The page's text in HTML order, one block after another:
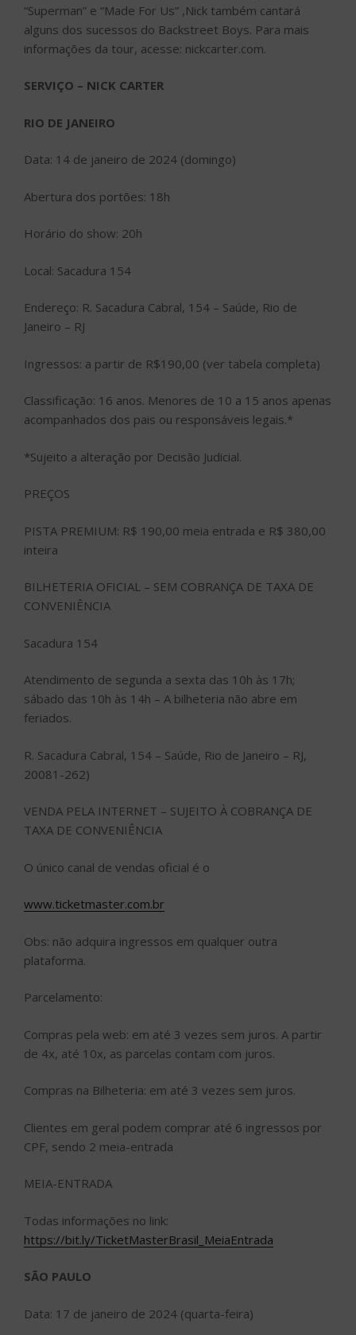
“Superman” e “Made For Us” ,Nick também cantará
alguns dos sucessos do Backstreet Boys. Para mais
informações da tour, acesse: nickcarter.com.
SERVIÇO – NICK CARTER
RIO DE JANEIRO
Data: 14 de janeiro de 2024 (domingo)
Abertura dos portões: 18h
Horário do show: 20h
Local: Sacadura 154
Endereço: R. Sacadura Cabral, 154 – Saúde, Rio de
Janeiro – RJ
Ingressos: a partir de R$190,00 (ver tabela completa)
Classificação: 16 anos. Menores de 10 a 15 anos apenas
acompanhados dos pais ou responsáveis legais.*
*Sujeito a alteração por Decisão Judicial.
PREÇOS
PISTA PREMIUM: R$ 190,00 meia entrada e R$ 380,00
inteira
BILHETERIA OFICIAL – SEM COBRANÇA DE TAXA DE
CONVENIÊNCIA
Sacadura 154
Atendimento de segunda a sexta das 10h às 17h;
sábado das 10h às 14h – A bilheteria não abre em
feriados.
R. Sacadura Cabral, 154 – Saúde, Rio de Janeiro – RJ,
20081-262)
VENDA PELA INTERNET – SUJEITO À COBRANÇA DE
TAXA DE CONVENIÊNCIA
O único canal de vendas oficial é o
www.ticketmaster.com.br
Obs: não adquira ingressos em qualquer outra
plataforma.
Parcelamento:
Compras pela web: em até 3 vezes sem juros. A partir
de 4x, até 10x, as parcelas contam com juros.
Compras na Bilheteria: em até 3 vezes sem juros.
Clientes em geral podem comprar até 6 ingressos por
CPF, sendo 2 meia-entrada
MEIA-ENTRADA
Todas informações no link:
https://bit.ly/TicketMasterBrasil_MeiaEntrada
SÃO PAULO
Data: 17 de janeiro de 2024 (quarta-feira)